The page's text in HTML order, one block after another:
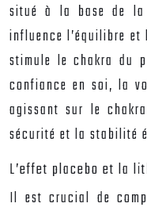
situé à la base de la
influence l’équilibre
stimule le chakra du
confiance en soi, la
agissant sur le
sécurité et la stabilité
L’effet placebo et la
Il est crucial de